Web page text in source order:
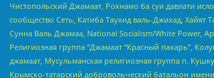
Чистопольский Джамаат, Рохнамо ба суи давлати
сообщество Сеть, Катиба Таухид валь-Джихад,
Сунна Валь Джамаа, National Socialism/White Power,
Религиозная группа “Джамаат “Красный пахарь”,
джамаат, Мусульманская религиозная группа п.
Крымско-татарский добровольческий батальон